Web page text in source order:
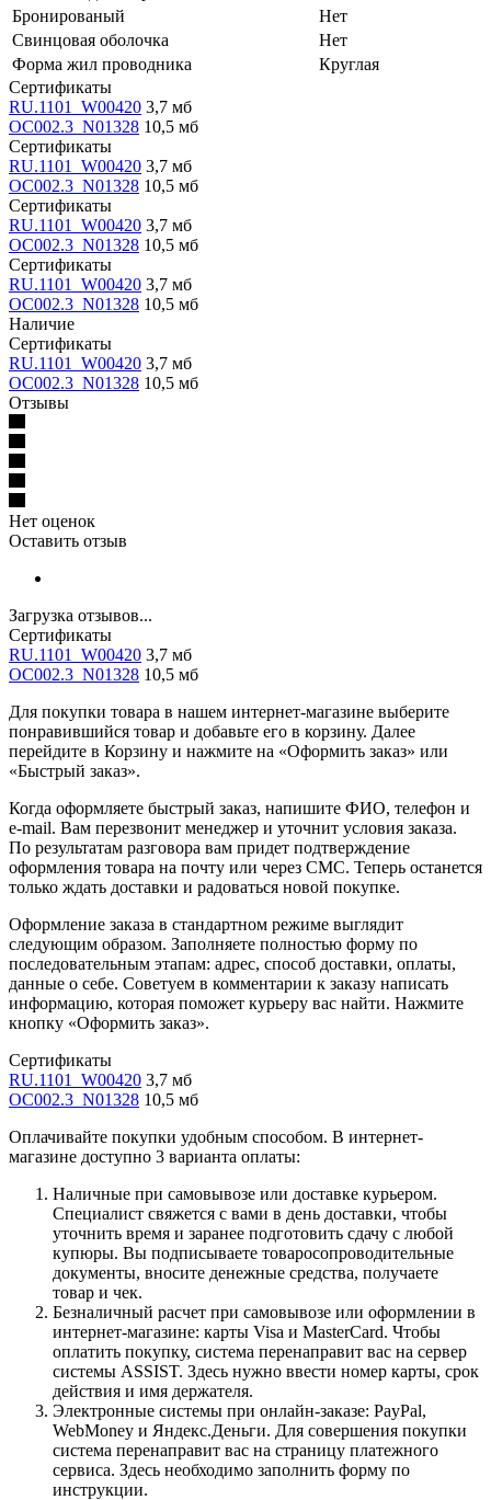
Бронированый
Нет
Свинцовая оболочка
Нет
Форма жил проводника
Круглая
Сертификаты
RU.1101_W00420 3,7 мб
OC002.3_N01328 10,5 мб
Сертификаты
RU.1101_W00420 3,7 мб
OC002.3_N01328 10,5 мб
Сертификаты
RU.1101_W00420 3,7 мб
OC002.3_N01328 10,5 мб
Сертификаты
RU.1101_W00420 3,7 мб
OC002.3_N01328 10,5 мб
Наличие
Сертификаты
RU.1101_W00420 3,7 мб
OC002.3_N01328 10,5 мб
Отзывы
Нет оценок
Оставить отзыв
Загрузка отзывов...
Сертификаты
RU.1101_W00420 3,7 мб
OC002.3_N01328 10,5 мб
Для покупки товара в нашем интернет-магазине выберите
понравившийся товар и добавьте его в корзину. Далее
перейдите в Корзину и нажмите на «Оформить заказ» или
«Быстрый заказ».
Когда оформляете быстрый заказ, напишите ФИО, телефон и
e-mail. Вам перезвонит менеджер и уточнит условия заказа.
По результатам разговора вам придет подтверждение
оформления товара на почту или через СМС. Теперь останется
только ждать доставки и радоваться новой покупке.
Оформление заказа в стандартном режиме выглядит
следующим образом. Заполняете полностью форму по
последовательным этапам: адрес, способ доставки, оплаты,
данные о себе. Советуем в комментарии к заказу написать
информацию, которая поможет курьеру вас найти. Нажмите
кнопку «Оформить заказ».
Сертификаты
RU.1101_W00420 3,7 мб
OC002.3_N01328 10,5 мб
Оплачивайте покупки удобным способом. В интернет-
магазине доступно 3 варианта оплаты:
Наличные при самовывозе или доставке курьером.
Специалист свяжется с вами в день доставки, чтобы
уточнить время и заранее подготовить сдачу с любой
купюры. Вы подписываете товаросопроводительные
документы, вносите денежные средства, получаете
товар и чек.
Безналичный расчет при самовывозе или оформлении в
интернет-магазине: карты Visa и MasterCard. Чтобы
оплатить покупку, система перенаправит вас на сервер
системы ASSIST. Здесь нужно ввести номер карты, срок
действия и имя держателя.
Электронные системы при онлайн-заказе: PayPal,
WebMoney и Яндекс.Деньги. Для совершения покупки
система перенаправит вас на страницу платежного
сервиса. Здесь необходимо заполнить форму по
инструкции.